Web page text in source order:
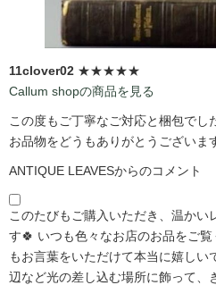
11clover02 ★★★★★
Callum shopの商品を見る
この度もご丁寧なご対応と梱包でし
お品物をどうもありがとうございま
ANTIQUE LEAVESからのコメント
このたびもご購入いただき、温かい
す🍀 いつも色々なお店のお品をご
もお言葉をいただけて本当に嬉しい
辺など光の差し込む場所に飾って、